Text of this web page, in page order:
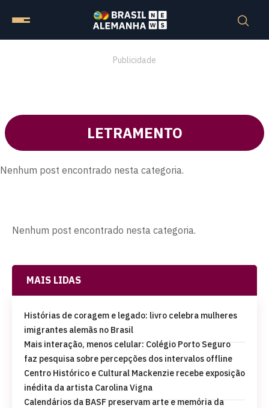
Publicidade
LETRAMENTO
Nenhum post encontrado nesta categoria.
Nenhum post encontrado nesta categoria.
MAIS LIDAS
Histórias de coragem e legado: livro celebra mulheres
imigrantes alemãs no Brasil
Mais interação, menos celular: Colégio Porto Seguro
faz pesquisa sobre percepções dos intervalos offline
Centro Histórico e Cultural Mackenzie recebe exposição
inédita da artista Carolina Vigna
Calendários da BASF preservam arte e memória da